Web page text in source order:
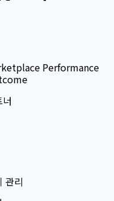
Performance
관리